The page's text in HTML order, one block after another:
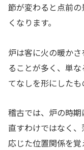
節が変わると点前
くなります。
炉は客に火の暖か
ることが多く、単
てなしを形にしたも
稽古では、炉の時
直すわけではなく
応じた位置関係を覚